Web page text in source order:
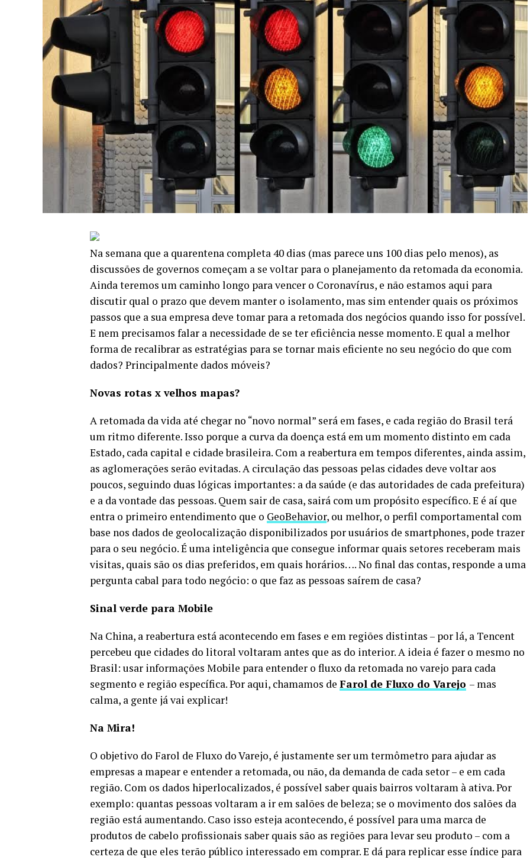
Na semana que a quarentena completa 40 dias (mas parece uns 100 dias pelo menos), as
discussões de governos começam a se voltar para o planejamento da retomada da economia.
Ainda teremos um caminho longo para vencer o Coronavírus, e não estamos aqui para
discutir qual o prazo que devem manter o isolamento, mas sim entender quais os próximos
passos que a sua empresa deve tomar para a retomada dos negócios quando isso for possível.
E nem precisamos falar a necessidade de se ter eficiência nesse momento. E qual a melhor
forma de recalibrar as estratégias para se tornar mais eficiente no seu negócio do que com
dados? Principalmente dados móveis?
Novas rotas x velhos mapas?
A retomada da vida até chegar no “novo normal” será em fases, e cada região do Brasil terá
um ritmo diferente. Isso porque a curva da doença está em um momento distinto em cada
Estado, cada capital e cidade brasileira. Com a reabertura em tempos diferentes, ainda assim,
as aglomerações serão evitadas. A circulação das pessoas pelas cidades deve voltar aos
poucos, seguindo duas lógicas importantes: a da saúde (e das autoridades de cada prefeitura)
e a da vontade das pessoas. Quem sair de casa, sairá com um propósito específico. E é aí que
entra o primeiro entendimento que o GeoBehavior, ou melhor, o perfil comportamental com
base nos dados de geolocalização disponibilizados por usuários de smartphones, pode trazer
para o seu negócio. É uma inteligência que consegue informar quais setores receberam mais
visitas, quais são os dias preferidos, em quais horários…. No final das contas, responde a uma
pergunta cabal para todo negócio: o que faz as pessoas saírem de casa?
Sinal verde para Mobile
Na China, a reabertura está acontecendo em fases e em regiões distintas – por lá, a Tencent
percebeu que cidades do litoral voltaram antes que as do interior. A ideia é fazer o mesmo no
Brasil: usar informações Mobile para entender o fluxo da retomada no varejo para cada
segmento e região específica. Por aqui, chamamos de Farol de Fluxo do Varejo – mas
calma, a gente já vai explicar!
Na Mira!
O objetivo do Farol de Fluxo do Varejo, é justamente ser um termômetro para ajudar as
empresas a mapear e entender a retomada, ou não, da demanda de cada setor – e em cada
região. Com os dados hiperlocalizados, é possível saber quais bairros voltaram à ativa. Por
exemplo: quantas pessoas voltaram a ir em salões de beleza; se o movimento dos salões da
região está aumentando. Caso isso esteja acontecendo, é possível para uma marca de
produtos de cabelo profissionais saber quais são as regiões para levar seu produto – com a
certeza de que eles terão público interessado em comprar. E dá para replicar esse índice para